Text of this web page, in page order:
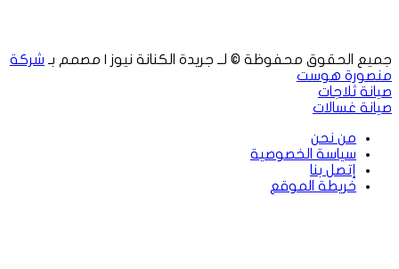
جميع الحقوق محفوظة © لــ جريدة الكنانة نيوز | مصمم بـ شركة
منصورة هوست
صيانة ثلاجات
صيانة غسالات
من نحن
سياسة الخصوصية
إتصل بنا
خريطة الموقع